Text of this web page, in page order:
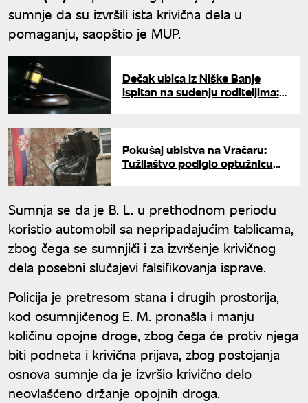
sumnje da su izvršili ista krivična dela u
pomaganju, saopštio je MUP.
Dečak ubica iz Niške Banje
ispitan na suđenju roditeljima:
Pokušaj ubistva na Vračaru:
Tužilaštvo podiglo optužnicu
Sumnja se da je B. L. u prethodnom periodu
koristio automobil sa nepripadajućim tablicama,
zbog čega se sumnjiči i za izvršenje krivičnog
dela posebni slučajevi falsifikovanja isprave.
Policija je pretresom stana i drugih prostorija,
kod osumnjičenog E. M. pronašla i manju
količinu opojne droge, zbog čega će protiv njega
biti podneta i krivična prijava, zbog postojanja
osnova sumnje da je izvršio krivično delo
neovlašćeno držanje opojnih droga.